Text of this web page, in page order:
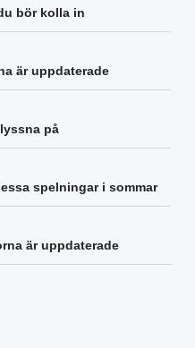
bör kolla in
är uppdaterade
på
spelningar i sommar
är uppdaterade